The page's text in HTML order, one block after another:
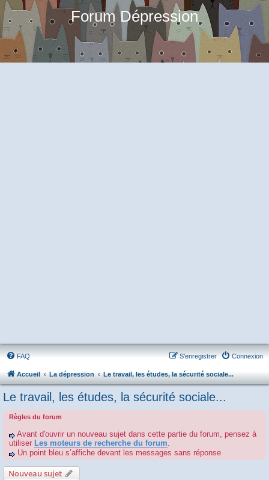
Forum Dépression
FAQ Connexion
S’enregistrer
Accueil La dépression Le travail, les études, la sécurité sociale...
Le travail, les études, la sécurité sociale...
Règles du forum
Avant d'ouvrir un nouveau sujet dans cette partie du forum, pensez à
utiliser Les moteurs de recherche du forum.
Un point bleu s’affiche devant les messages sans réponse
Nouveau sujet